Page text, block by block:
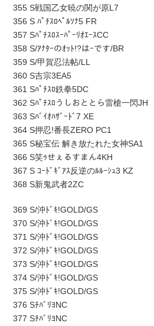
355 S戦国乙女暁の関が原L7
356 S ﾊﾟﾁｽﾛﾍﾟﾙｿﾅ5 FR
357 SﾊﾟﾁｽﾛｽｰﾊﾟｰﾘｵｴｰｽCC
358 S/ｱﾅﾀｰのｵｯﾄ!?はｰです/BR
359 S/甲賀忍法帖/LL
360 S吉宗3EA5
361 Sﾊﾟﾁｽﾛ鉄拳5DC
362 Sﾊﾟﾁｽﾛうしおととら雷槍一閃JH
363 Sﾊﾞｲｵﾊｻﾞｰﾄﾞ7 XE
364 S押忍!番長ZERO PC1
365 S秘宝伝 解き放たれた女神SA1
366 S笑ｩせぇるすまん4KH
367 S ｺｰﾄﾞｷﾞｱｽ反逆のﾙﾙｰｼｭ3 KZ
368 S新鬼武者2ZC
369 S/沖ﾄﾞｷ!GOLD/GS
370 S/沖ﾄﾞｷ!GOLD/GS
371 S/沖ﾄﾞｷ!GOLD/GS
372 S/沖ﾄﾞｷ!GOLD/GS
373 S/沖ﾄﾞｷ!GOLD/GS
374 S/沖ﾄﾞｷ!GOLD/GS
375 S/沖ﾄﾞｷ!GOLD/GS
376 SﾁﾊﾞﾘﾖNC
377 SﾁﾊﾞﾘﾖNC